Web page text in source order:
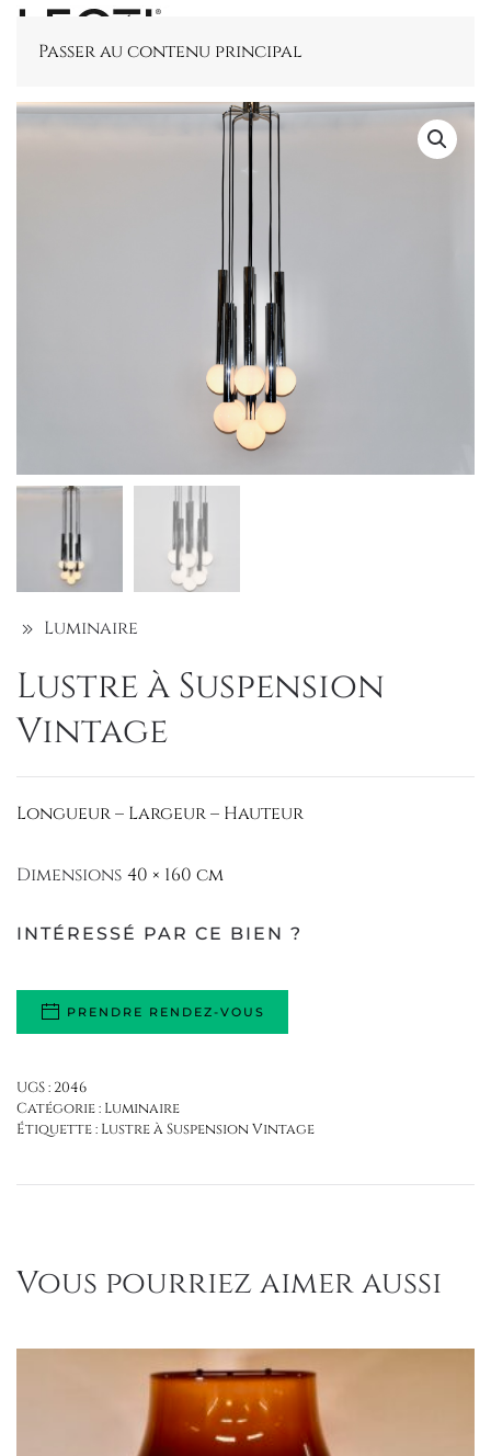
Passer au contenu principal
Luminaire
Lustre à Suspension
Vintage
Longueur – Largeur – Hauteur
Dimensions 40 × 160 cm
INTÉRESSÉ PAR CE BIEN ?
PRENDRE RENDEZ-VOUS
UGS : 2046
Catégorie : Luminaire
Étiquette : Lustre à Suspension Vintage
Vous pourriez aimer aussi